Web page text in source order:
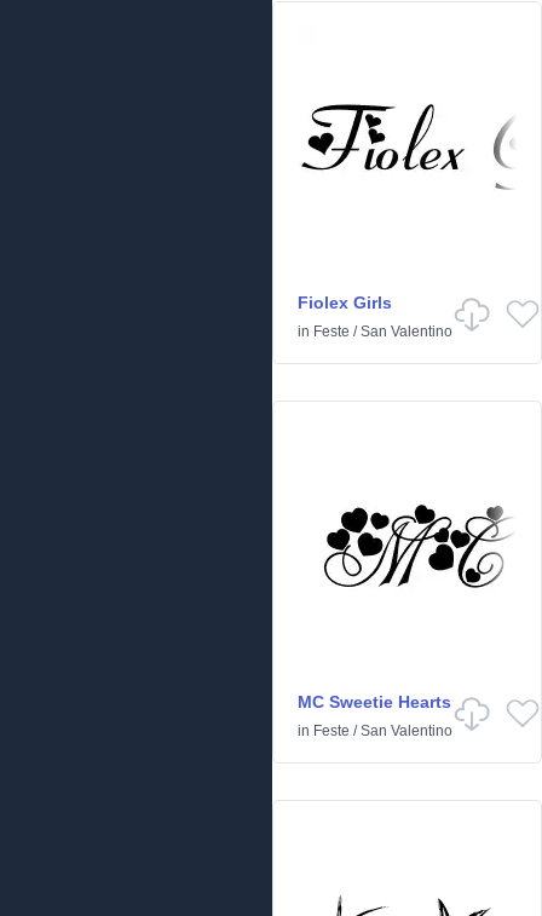
Fiolex Girls
in Feste /San Valentino
MC Sweetie Hearts
in Feste /San Valentino